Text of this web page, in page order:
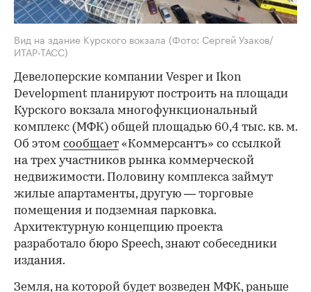
Вид на здание Курского вокзала (Фото: Сергей Узаков/
ИТАР-ТАСС)
Девелоперские компании Vesper и Ikon
Development планируют построить на площади
Курского вокзала многофункциональный
комплекс (МФК) общей площадью 60,4 тыс. кв. м.
Об этом сообщает «Коммерсантъ» со ссылкой
на трех участников рынка коммерческой
недвижимости. Половину комплекса займут
жилые апартаменты, другую — торговые
помещения и подземная парковка.
Архитектурную концепцию проекта
разработало бюро Speech, знают собеседники
издания.
Земля, на которой будет возведен МФК, раньше